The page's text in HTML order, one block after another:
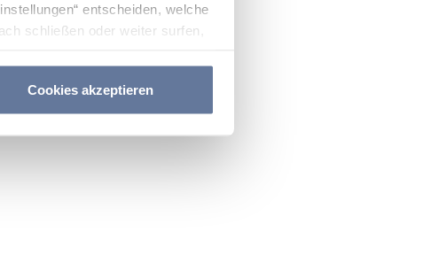
entscheiden, welche
schließen oder weiter surfen,
Cookies akzeptieren